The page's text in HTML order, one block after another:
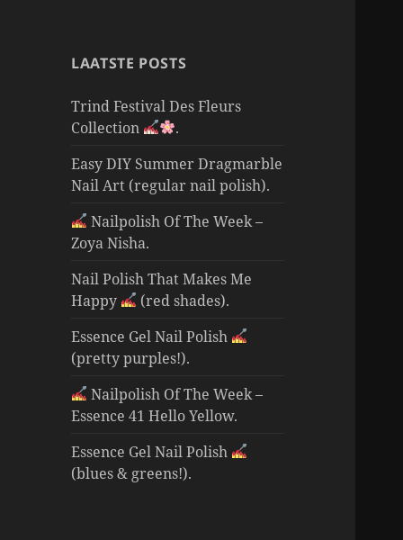
LAATSTE POSTS
Trind Festival Des Fleurs
Collection
.
Easy DIY Summer Dragmarble
Nail Art (regular nail polish).
Nailpolish Of The Week –
Zoya Nisha.
Nail Polish That Makes Me
Happy
(red shades).
Essence Gel Nail Polish
(pretty purples!).
Nailpolish Of The Week –
Essence 41 Hello Yellow.
Essence Gel Nail Polish
(blues & greens!).